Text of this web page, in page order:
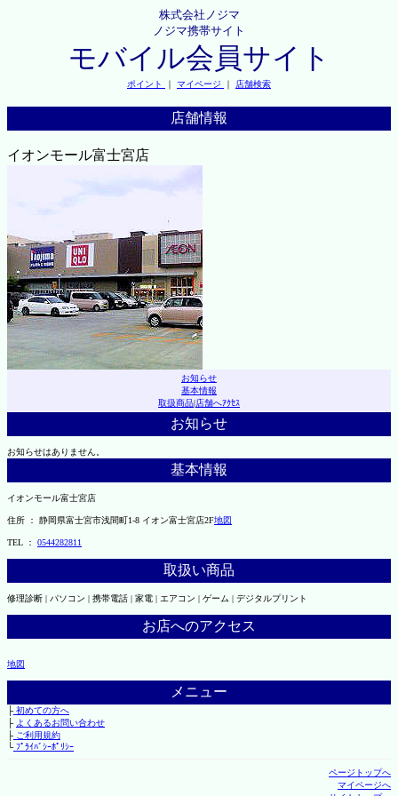
株式会社ノジマ
ノジマ携帯サイト
モバイル会員サイト
ポイント ｜ マイページ ｜ 店舗検索
店舗情報
イオンモール富士宮店
お知らせ
基本情報
取扱商品|店舗へｱｸｾｽ
お知らせ
お知らせはありません。
基本情報
イオンモール富士宮店
住所 ： 静岡県富士宮市浅間町1-8 イオン富士宮店2F地図
TEL ： 0544282811
取扱い商品
修理診断 | パソコン | 携帯電話 | 家電 | エアコン | ゲーム | デジタルプリント
お店へのアクセス
地図
メニュー
├初めての方へ
├ よくあるお問い合わせ
├ご利用規約
└ﾌﾟﾗｲﾊﾞｼｰﾎﾟﾘｼｰ
ページトップへ
マイページへ